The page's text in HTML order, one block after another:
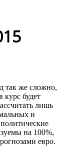
так же сложно,
курс будет
лишь
и
на 100%,
евро.